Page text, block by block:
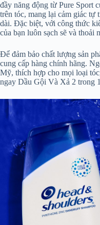
đầy năng động từ Pure Sport
trên tóc, mang lại cảm giác tự
dài. Đặc biệt, với công thức
của bạn luôn sạch sẽ và thoải
Để đảm bảo chất lượng sản
cung cấp hàng chính hãng.
Mỹ, thích hợp cho mọi loại
ngay Dầu Gội Và Xả 2 trong